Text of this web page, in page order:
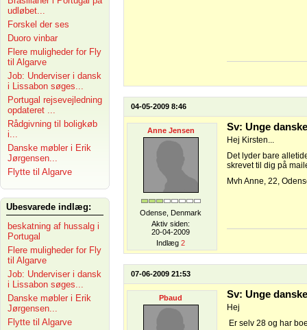
udløbet...
Forskel der ses
Duoro vinbar
Flere muligheder for Fly
til Algarve
Job: Underviser i dansk
i Lissabon søges...
Portugal rejsevejledning
opdateret ...
Rådgivning til boligkøb
i...
Danske møbler i Erik
Jørgensen...
Flytte til Algarve
Ubesvarede indlæg:
beskatning af hussalg i
Portugal
Flere muligheder for Fly
til Algarve
Job: Underviser i dansk
i Lissabon søges...
Danske møbler i Erik
Jørgensen...
Flytte til Algarve
04-05-2009 8:46
Anne Jensen
Odense, Denmark
Aktiv siden:
20-04-2009
Indlæg 2
Sv: Unge
Hej Kirsten...
Det lyder bare
skrevet til dig på
Mvh Anne, 22,
07-06-2009 21:53
Pbaud Sv: Unge
Hej
Er selv 28 og har